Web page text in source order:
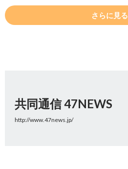
さらに見る
共同通信 47NEWS
http://www.47news.jp/